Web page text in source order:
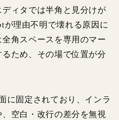
ィタでは半角と見分けが
が理由不明で壊れる原因に
角スペースを専用のマー
ため、その場で位置が分
に固定されており、インラ
空白・改行の差分を無視